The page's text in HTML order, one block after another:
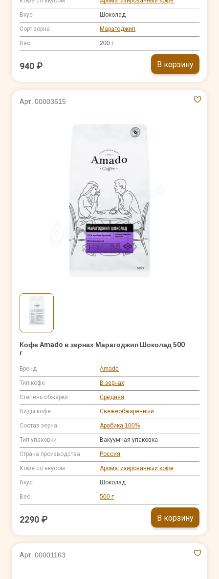
Вкус Шоколад
Сорт зерна Марагоджип
Вес 200 г
940 ₽ В корзину
Арт. 00003615
Кофе Amado в зернах Марагоджип Шоколад 500
г
Бренд Amado
Тип кофе В зернах
Степень обжарки Средняя
Виды кофе Свежеобжаренный
Состав зерна Арабика 100%
Тип упаковки Вакуумная упаковка
Страна производства Россия
Кофе со вкусом Ароматизированный кофе
Вкус Шоколад
Вес 500 г
2290 ₽ В корзину
Арт. 00001163